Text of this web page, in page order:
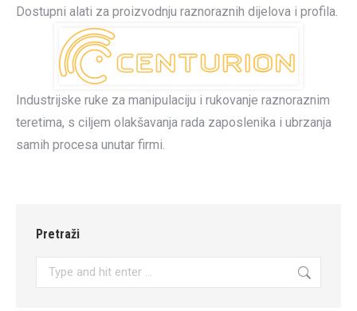
Dostupni alati za proizvodnju raznoraznih dijelova i profila.
Industrijske ruke za manipulaciju i rukovanje raznoraznim
teretima, s ciljem olakšavanja rada zaposlenika i ubrzanja
samih procesa unutar firmi.
Pretraži
Search: